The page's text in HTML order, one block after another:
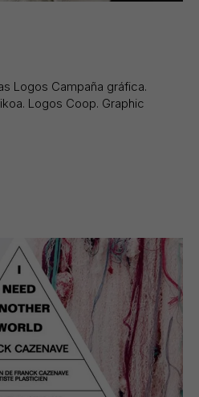
Logos Campaña gráfica.
Logos Coop. Graphic